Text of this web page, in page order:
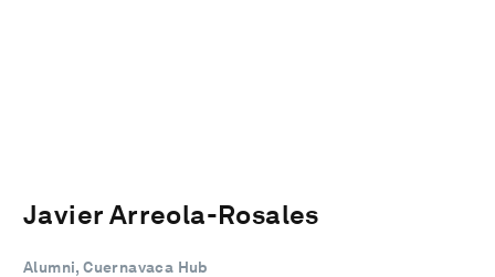
Javier Arreola-Rosales
Alumni, Cuernavaca Hub